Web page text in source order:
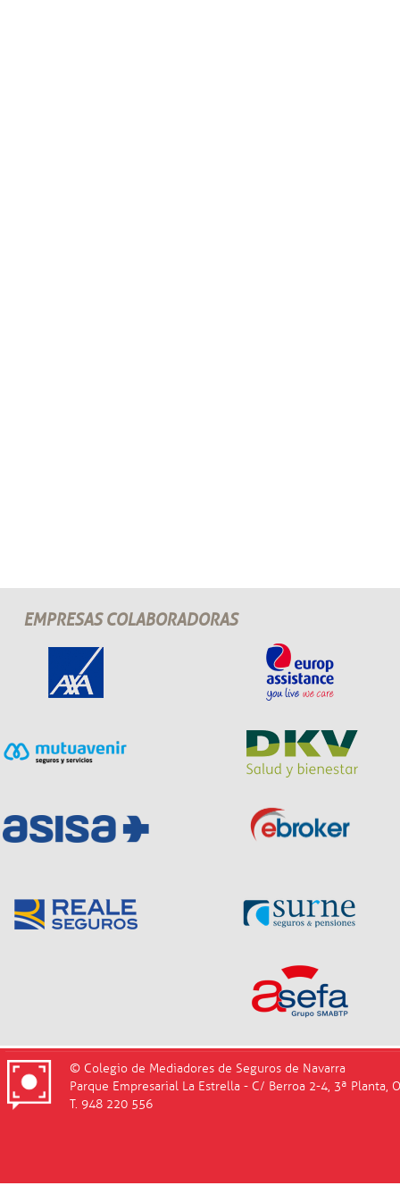
EMPRESAS COLABORADORAS
© Colegio de Mediadores de Seguros de Navarra
Parque Empresarial La Estrella - C/ Berroa 2-4, 3ª Planta,
T. 948 220 556